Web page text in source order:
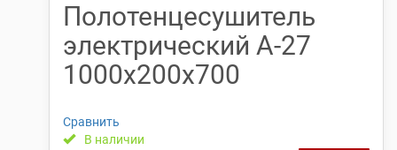
Полотенцесушитель
электрический А-27
1000х200х700
Сравнить
В наличии